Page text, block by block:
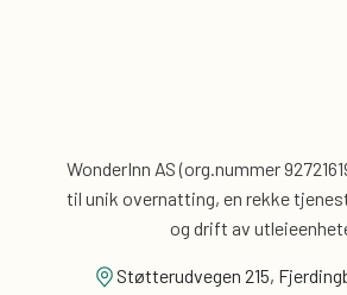
WonderInn AS (org.nummer
til unik overnatting, en rekke
og drift av
Støtterudvegen 215,